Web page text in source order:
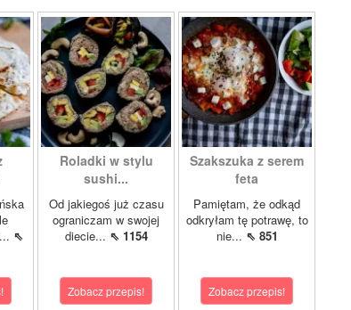
⇖
Roladki w stylu
sushi...
Od jakiegoś już czasu
ograniczam w swojej
diecie... ⇖ 1154
Zobacz przepis!
Szakszuka z serem
feta
Pamiętam, że odkąd
odkryłam tę potrawę, to
nie... ⇖ 851
Zobacz przepis!